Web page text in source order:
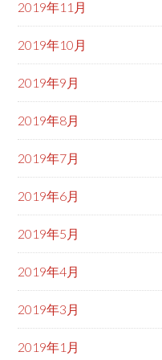
2019年11月
2019年10月
2019年9月
2019年8月
2019年7月
2019年6月
2019年5月
2019年4月
2019年3月
2019年1月